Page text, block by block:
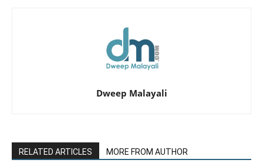
Dweep Malayali
RELATED ARTICLES MORE FROM AUTHOR